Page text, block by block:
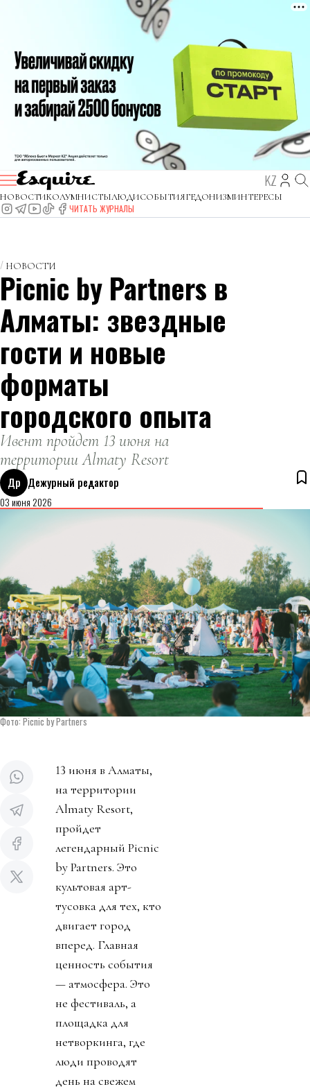
KZ
НОВОСТИКОЛУМНИСТЫЛЮДИСОБЫТИЯГЕДОНИЗМИНТЕРЕСЫ
ЧИТАТЬ ЖУРНАЛЫ
НОВОСТИ
Picnic by Partners в
Алматы: звездные
гости и новые
форматы
городского опыта
Ивент пройдет 13 июня на
территории Almaty Resort
Др Дежурный редактор
03 июня 2026
Фото: Picnic by Partners
13 июня в Алматы,
на территории
Almaty Resort,
пройдет
легендарный Picnic
by Partners. Это
культовая арт-
тусовка для тех, кто
двигает город
вперед. Главная
ценность события
— атмосфера. Это
не фестиваль, а
площадка для
нетворкинга, где
люди проводят
день на свежем